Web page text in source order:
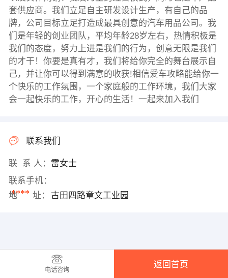
套供应商。我们立足自主研发设计生产，有自己的品
牌，公司目标立足打造成最具创意的汽车用品公司。我
们是年轻的创业团队，平均年龄28岁左右，热情积极是
我们的态度，努力上进是我们的行为，创意无限是我们
的才干！你要是真有才，我们将给你完全的舞台展示自
己，并让你可以得到满意的收获!相信爱车攻略能给你一
个快乐的工作氛围，一个家庭般的工作环境，我们大家
会一起快乐的工作，开心的生活！一起来加入我们
联系我们
联 系 人： 雷女士
联系手机：
****
地 址： 古田四路章文工业园
电话咨询
返回首页